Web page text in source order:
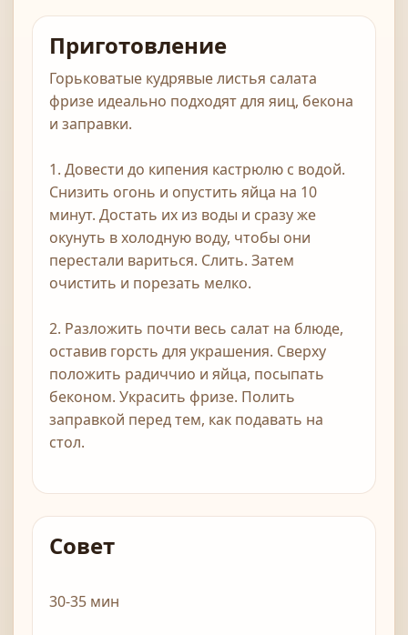
Приготовление
Горьковатые кудрявые листья салата
фризе идеально подходят для яиц, бекона
и заправки.
1. Довести до кипения кастрюлю с водой.
Снизить огонь и опустить яйца на 10
минут. Достать их из воды и сразу же
окунуть в холодную воду, чтобы они
перестали вариться. Слить. Затем
очистить и порезать мелко.
2. Разложить почти весь салат на блюде,
оставив горсть для украшения. Сверху
положить радиччио и яйца, посыпать
беконом. Украсить фризе. Полить
заправкой перед тем, как подавать на
стол.
Совет
30-35 мин